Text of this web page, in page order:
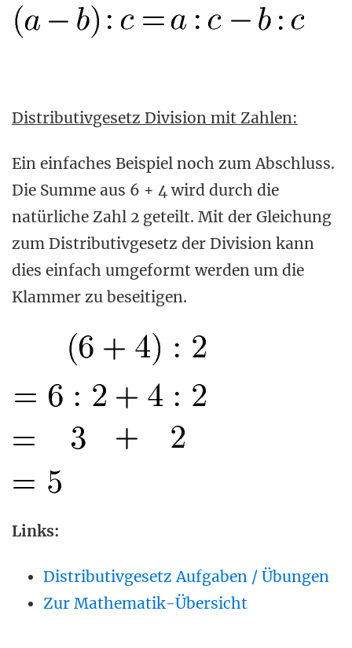
Distributivgesetz Division mit Zahlen:
Ein einfaches Beispiel noch zum Abschluss.
Die Summe aus 6 + 4 wird durch die
natürliche Zahl 2 geteilt. Mit der Gleichung
zum Distributivgesetz der Division kann
dies einfach umgeformt werden um die
Klammer zu beseitigen.
Links:
Distributivgesetz Aufgaben / Übungen
Zur Mathematik-Übersicht